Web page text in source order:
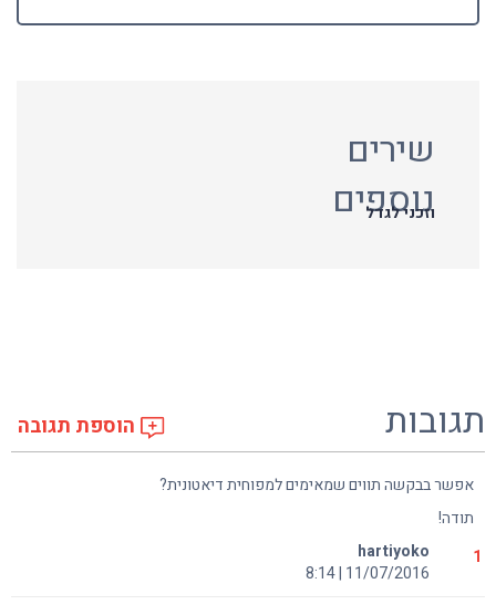
שירים
נוספים
וזכני לגדל
תגובות הוספת תגובה
אפשר בבקשה תווים שמאימים למפוחית דיאטונית?
תודה!
hartiyoko
11/07/2016 | 8:14
1